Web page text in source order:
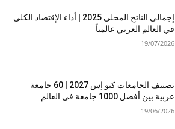
إجمالي الناتج المحلي 2025 | أداء الإقتصاد الكلي
في العالم العربي عالمياً
19/07/2026
تصنيف الجامعات كيو إس 2027 | 60 جامعة
عربية بين أفضل 1000 جامعة في العالم
19/06/2026